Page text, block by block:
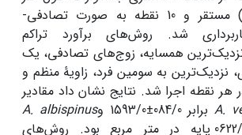
قطعه (40×100متر) مستقر و 10 نقطه به صورت تصادفی-
شد. روش‌های برآورد تراکم
همسایه، زوج‌های تصادفی، یک
نزدیک‌ترین به سومین فرد، زاویۀ منظم و
هر نقطه اجرا شد. نتایج نشان داد مقادیر
A. برابر 084/0±1593/0 و
A. albispinus
برابر 0282/0±0622/0 پایه در متر مربع بود. روش‌های